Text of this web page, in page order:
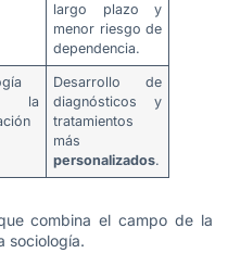
largo plazo y
menor riesgo de
dependencia.
Desarrollo de
diagnósticos y
tratamientos
más
personalizados.
combina el campo de la
sociología.